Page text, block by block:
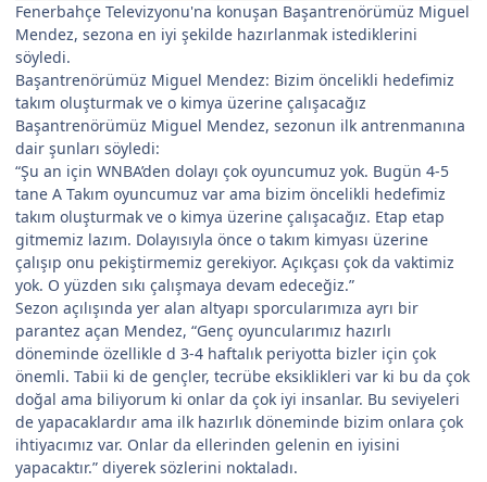
Fenerbahçe Televizyonu'na konuşan Başantrenörümüz Miguel
Mendez, sezona en iyi şekilde hazırlanmak istediklerini
söyledi.
Başantrenörümüz Miguel Mendez: Bizim öncelikli hedefimiz
takım oluşturmak ve o kimya üzerine çalışacağız
Başantrenörümüz Miguel Mendez, sezonun ilk antrenmanına
dair şunları söyledi:
“Şu an için WNBA’den dolayı çok oyuncumuz yok. Bugün 4-5
tane A Takım oyuncumuz var ama bizim öncelikli hedefimiz
takım oluşturmak ve o kimya üzerine çalışacağız. Etap etap
gitmemiz lazım. Dolayısıyla önce o takım kimyası üzerine
çalışıp onu pekiştirmemiz gerekiyor. Açıkçası çok da vaktimiz
yok. O yüzden sıkı çalışmaya devam edeceğiz.”
Sezon açılışında yer alan altyapı sporcularımıza ayrı bir
parantez açan Mendez, “Genç oyuncularımız hazırlı
döneminde özellikle d 3-4 haftalık periyotta bizler için çok
önemli. Tabii ki de gençler, tecrübe eksiklikleri var ki bu da çok
doğal ama biliyorum ki onlar da çok iyi insanlar. Bu seviyeleri
de yapacaklardır ama ilk hazırlık döneminde bizim onlara çok
ihtiyacımız var. Onlar da ellerinden gelenin en iyisini
yapacaktır.” diyerek sözlerini noktaladı.